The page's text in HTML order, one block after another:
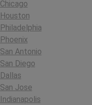
Chicago
Houston
Philadelphia
Phoenix
San Antonio
San Diego
Dallas
San Jose
Indianapolis